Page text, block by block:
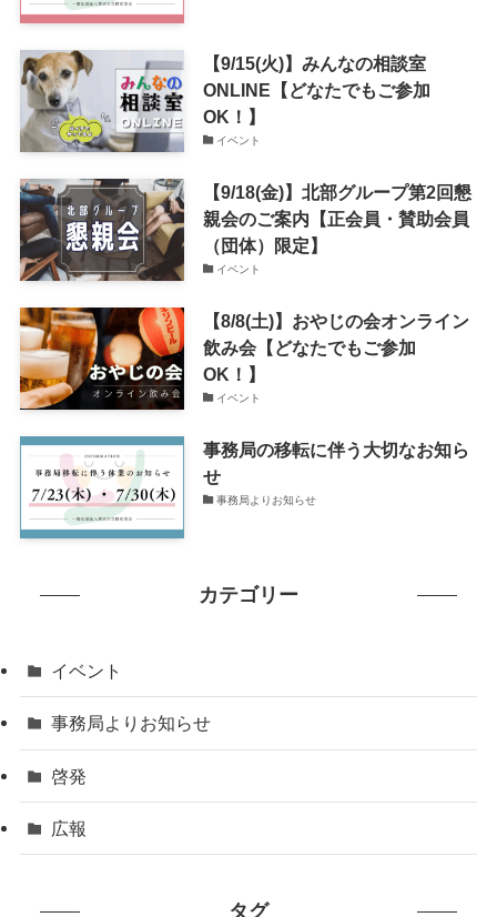
【9/15(火)】みんなの相談室
ONLINE【どなたでもご参加
OK！】
イベント
【9/18(金)】北部グループ第2回懇
親会のご案内【正会員・賛助会員
（団体）限定】
イベント
【8/8(土)】おやじの会オンライン
飲み会【どなたでもご参加
OK！】
イベント
事務局の移転に伴う大切なお知ら
せ
事務局よりお知らせ
カテゴリー
イベント
事務局よりお知らせ
啓発
広報
タグ